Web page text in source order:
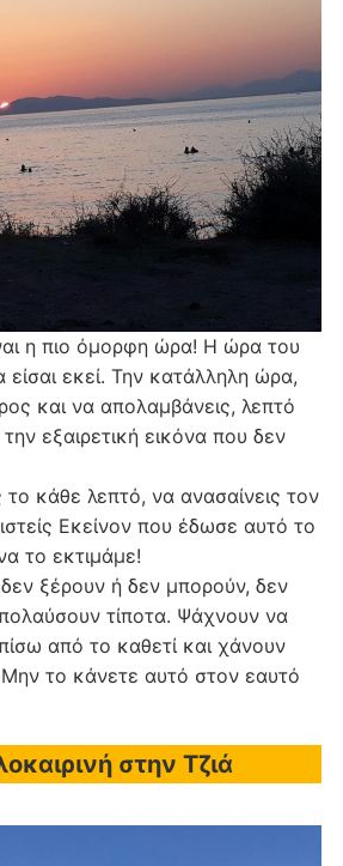
η πιο όμορφη ώρα! Η ώρα του
είσαι εκεί. Την κατάλληλη ώρα,
και να απολαμβάνεις, λεπτό
εξαιρετική εικόνα που δεν
το κάθε λεπτό, να ανασαίνεις τον
Εκείνον που έδωσε αυτό το
το εκτιμάμε!
ξέρουν ή δεν μπορούν, δεν
τίποτα. Ψάχνουν να
από το καθετί και χάνουν
το κάνετε αυτό στον εαυτό
στην Τζιά